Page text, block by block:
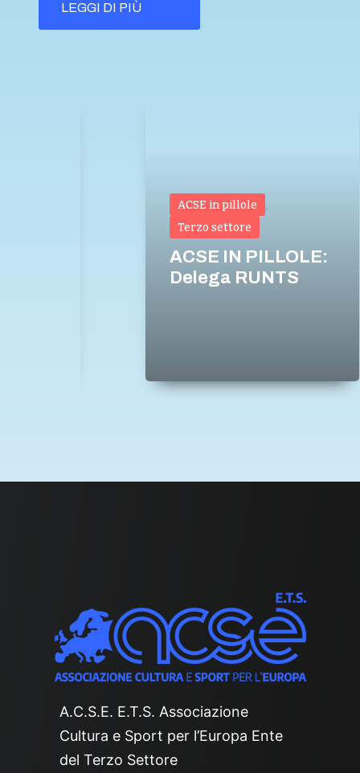
LEGGI DI PIÙ
ACSE in pillole ,
Terzo settore
ACSE IN PILLOLE:
Delega RUNTS
A.C.S.E. E.T.S. Associazione
Cultura e Sport per l’Europa Ente
del Terzo Settore